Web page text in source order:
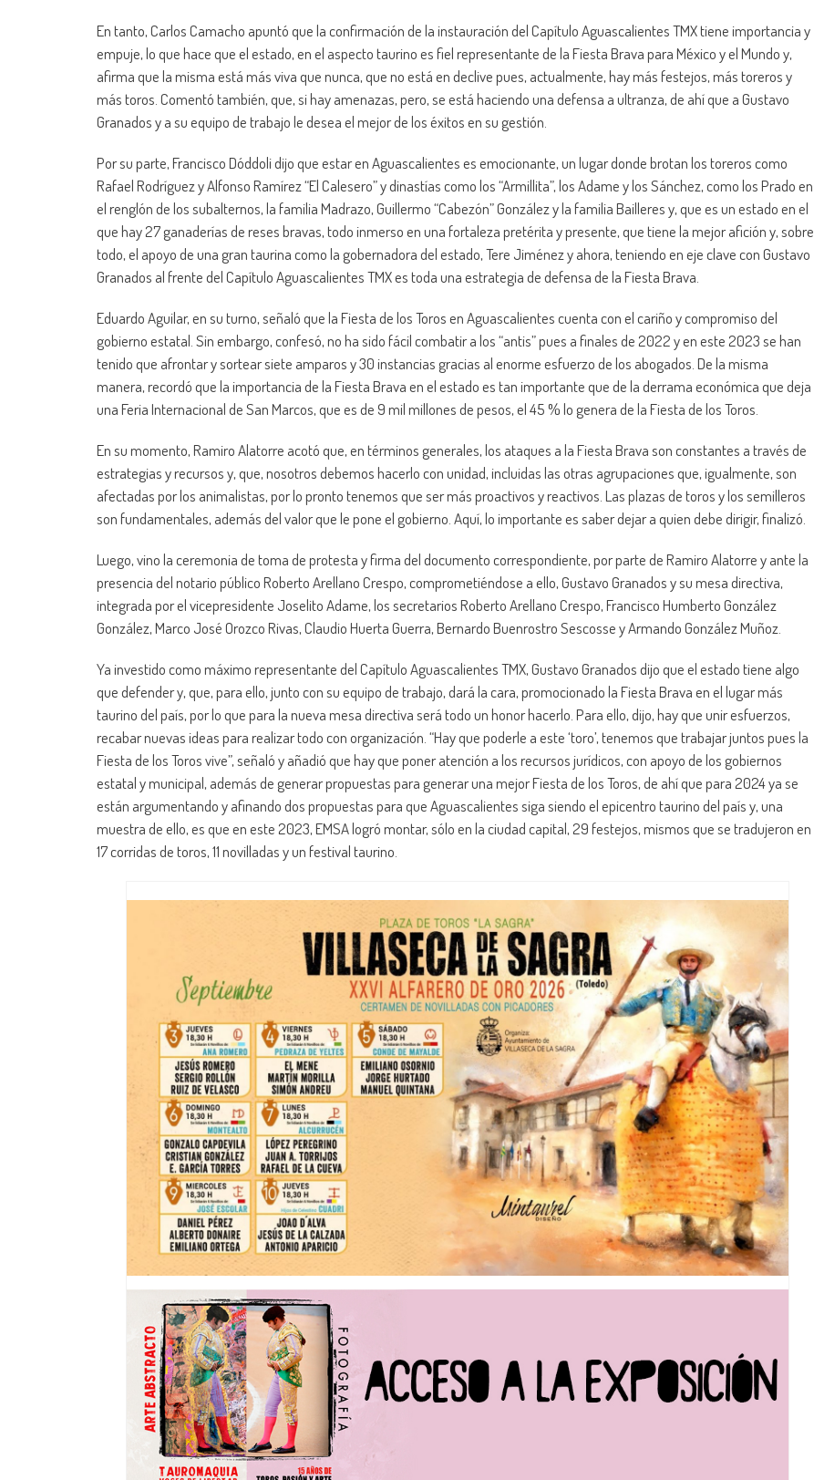
En tanto, Carlos Camacho apuntó que la confirmación de la instauración del Capítulo Aguascalientes TMX tiene importancia y
empuje, lo que hace que el estado, en el aspecto taurino es fiel representante de la Fiesta Brava para México y el Mundo y,
afirma que la misma está más viva que nunca, que no está en declive pues, actualmente, hay más festejos, más toreros y
más toros. Comentó también, que, si hay amenazas, pero, se está haciendo una defensa a ultranza, de ahí que a Gustavo
Granados y a su equipo de trabajo le desea el mejor de los éxitos en su gestión.
Por su parte, Francisco Dóddoli dijo que estar en Aguascalientes es emocionante, un lugar donde brotan los toreros como
Rafael Rodríguez y Alfonso Ramírez “El Calesero” y dinastías como los “Armillita”, los Adame y los Sánchez, como los Prado en
el renglón de los subalternos, la familia Madrazo, Guillermo “Cabezón” González y la familia Bailleres y, que es un estado en el
que hay 27 ganaderías de reses bravas, todo inmerso en una fortaleza pretérita y presente, que tiene la mejor afición y, sobre
todo, el apoyo de una gran taurina como la gobernadora del estado, Tere Jiménez y ahora, teniendo en eje clave con Gustavo
Granados al frente del Capítulo Aguascalientes TMX es toda una estrategia de defensa de la Fiesta Brava.
Eduardo Aguilar, en su turno, señaló que la Fiesta de los Toros en Aguascalientes cuenta con el cariño y compromiso del
gobierno estatal. Sin embargo, confesó, no ha sido fácil combatir a los “antis” pues a finales de 2022 y en este 2023 se han
tenido que afrontar y sortear siete amparos y 30 instancias gracias al enorme esfuerzo de los abogados. De la misma
manera, recordó que la importancia de la Fiesta Brava en el estado es tan importante que de la derrama económica que deja
una Feria Internacional de San Marcos, que es de 9 mil millones de pesos, el 45 % lo genera de la Fiesta de los Toros.
En su momento, Ramiro Alatorre acotó que, en términos generales, los ataques a la Fiesta Brava son constantes a través de
estrategias y recursos y, que, nosotros debemos hacerlo con unidad, incluidas las otras agrupaciones que, igualmente, son
afectadas por los animalistas, por lo pronto tenemos que ser más proactivos y reactivos. Las plazas de toros y los semilleros
son fundamentales, además del valor que le pone el gobierno. Aquí, lo importante es saber dejar a quien debe dirigir, finalizó.
Luego, vino la ceremonia de toma de protesta y firma del documento correspondiente, por parte de Ramiro Alatorre y ante la
presencia del notario público Roberto Arellano Crespo, comprometiéndose a ello, Gustavo Granados y su mesa directiva,
integrada por el vicepresidente Joselito Adame, los secretarios Roberto Arellano Crespo, Francisco Humberto González
González, Marco José Orozco Rivas, Claudio Huerta Guerra, Bernardo Buenrostro Sescosse y Armando González Muñoz.
Ya investido como máximo representante del Capítulo Aguascalientes TMX, Gustavo Granados dijo que el estado tiene algo
que defender y, que, para ello, junto con su equipo de trabajo, dará la cara, promocionado la Fiesta Brava en el lugar más
taurino del país, por lo que para la nueva mesa directiva será todo un honor hacerlo. Para ello, dijo, hay que unir esfuerzos,
recabar nuevas ideas para realizar todo con organización. “Hay que poderle a este ‘toro’, tenemos que trabajar juntos pues la
Fiesta de los Toros vive”, señaló y añadió que hay que poner atención a los recursos jurídicos, con apoyo de los gobiernos
estatal y municipal, además de generar propuestas para generar una mejor Fiesta de los Toros, de ahí que para 2024 ya se
están argumentando y afinando dos propuestas para que Aguascalientes siga siendo el epicentro taurino del país y, una
muestra de ello, es que en este 2023, EMSA logró montar, sólo en la ciudad capital, 29 festejos, mismos que se tradujeron en
17 corridas de toros, 11 novilladas y un festival taurino.